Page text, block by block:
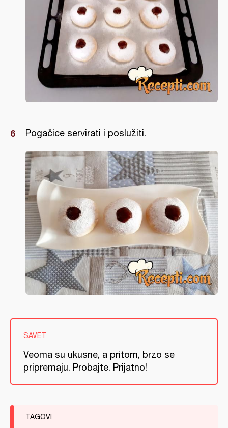
Pogačice servirati i poslužiti.
SAVET
Veoma su ukusne, a pritom, brzo se
pripremaju. Probajte. Prijatno!
TAGOVI